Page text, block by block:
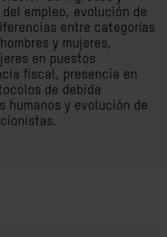
empleo, evolución de
entre categorías
y mujeres,
en puestos
fiscal, presencia en
de debida
humanos y evolución de